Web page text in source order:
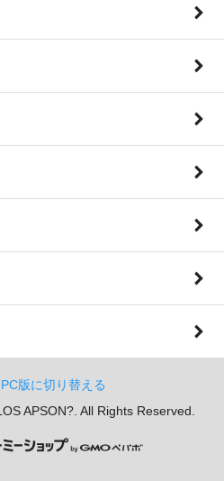
PC版に切り替える
APSON?. All Rights Reserved.